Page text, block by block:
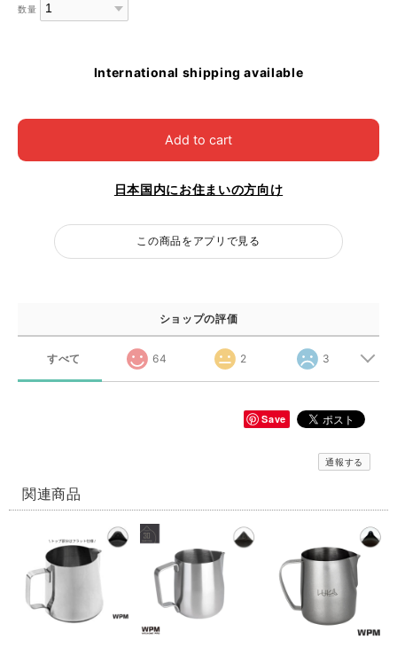
数量
International shipping available
Add to cart
日本国内にお住まいの方向け
この商品をアプリで見る
ショップの評価
すべて 64 2 3
Save
通報する
関連商品